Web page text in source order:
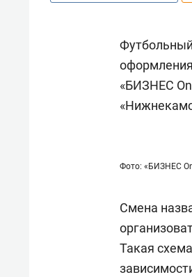
«БИЗНЕС
Фото: «БИЗНЕС
Смена
Такая